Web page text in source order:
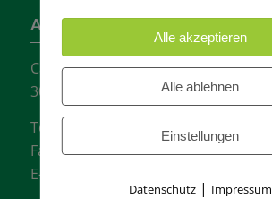
Adresse
Carl-Loges-Str.12
30657 Hannover
Tel.: + 49 511- 6046340
Fax: + 49 511- 601048
E-Mail:
Alle akzeptieren
Alle ablehnen
Einstellungen
Datenschutz| Impressum